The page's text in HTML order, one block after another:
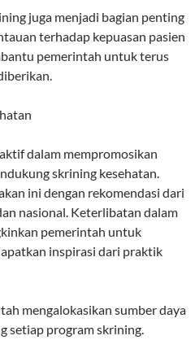
juga menjadi bagian penting
terhadap kepuasan pasien
pemerintah untuk terus
dalam mempromosikan
skrining kesehatan.
ini dengan rekomendasi dari
nasional. Keterlibatan dalam
pemerintah untuk
inspirasi dari praktik
mengalokasikan sumber daya
setiap program skrining.